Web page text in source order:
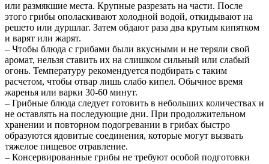
или размякшие места. Крупные разрезать на части. После
этого грибы ополаскивают холодной водой, откидывают на
решето или дуршлаг. Затем обдают раза два крутым кипятком
и варят или жарят.
– Чтобы блюда с грибами были вкусными и не теряли свой
аромат, нельзя ставить их на слишком сильный или слабый
огонь. Температуру рекомендуется подбирать с таким
расчетом, чтобы отвар лишь слабо кипел. Обычное время
жаренья или варки 30-60 минут.
– Грибные блюда следует готовить в небольших количествах и
не оставлять на последующие дни. При продолжительном
хранении и повторном подогревании в грибах быстро
образуются ядовитые соединения, которые могут вызвать
тяжелое пищевое отравление.
– Консервированные грибы не требуют особой подготовки